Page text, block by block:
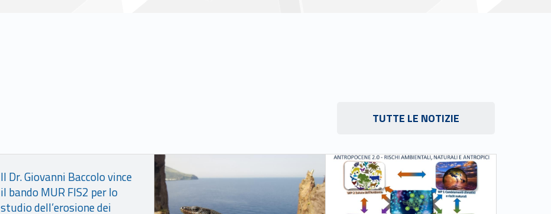
TUTTE LE NOTIZIE
Il Dr. Giovanni Baccolo vince
il bando MUR FIS2 per lo
studio dell’erosione dei
Link identifier #identifier__156653-4 Link identifier #identifier__63379-5